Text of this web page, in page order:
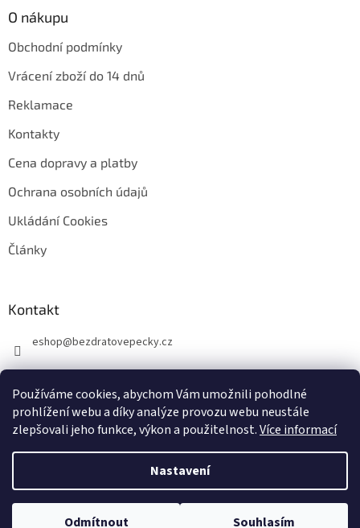
Používáme cookies, abychom Vám umožnili pohodlné
prohlížení webu a díky analýze provozu webu neustále
zlepšovali jeho funkce, výkon a použitelnost.Více informací
Nastavení
Odmítnout Souhlasím
O nákupu
Obchodní podmínky
Vrácení zboží do 14 dnů
Reklamace
Kontakty
Cena dopravy a platby
Ochrana osobních údajů
Ukládání Cookies
Články
Kontakt
eshop@bezdratovepecky.cz
Copyright 2026BezdratovePecky.cz. Všechna práva vyhrazena.Upravit